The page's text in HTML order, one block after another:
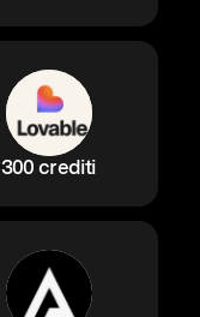
300 crediti